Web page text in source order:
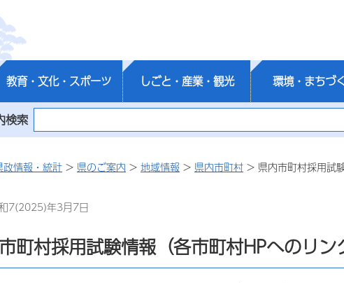
教育・文化・スポーツ しごと・産業・観光 環境・まちづ
検索
政情報・統計 > 県のご案内 > 地域情報 > 県内市町村 > 県内市町村採用試
7(2025)年3月7日
町村採用試験情報（各市町村HPへのリン